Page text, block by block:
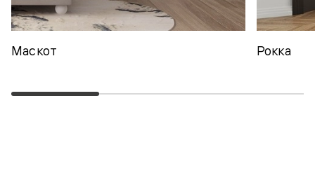
Маскот Рокка